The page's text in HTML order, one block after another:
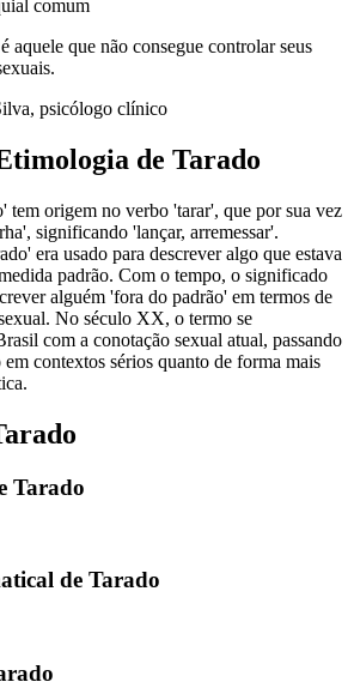
comum
é aquele que não consegue controlar seus
psicólogo clínico
de Tarado
tem origem no verbo 'tarar', que por sua vez
significando 'lançar, arremessar'.
era usado para descrever algo que estava
padrão. Com o tempo, o significado
alguém 'fora do padrão' em termos de
No século XX, o termo se
com a conotação sexual atual, passando
em contextos sérios quanto de forma mais
Tarado
de Tarado